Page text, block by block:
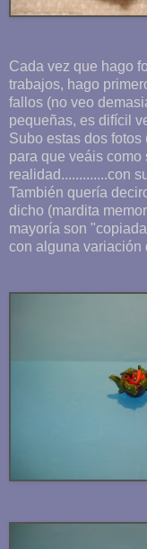
Cada vez que hago
trabajos, hago
fallos (no veo
pequeñas, es difícil
Subo estas dos
para que veáis como
realidad.............con
También quería
dicho (mardita
mayoría son
con alguna variación